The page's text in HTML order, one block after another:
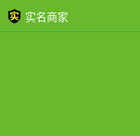
实名商家